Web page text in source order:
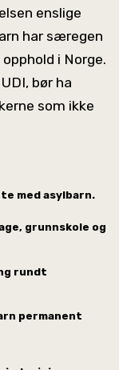
enslige
har særegen
i Norge.
bør ha
som ikke
med asylbarn.
grunnskole og
rundt
permanent